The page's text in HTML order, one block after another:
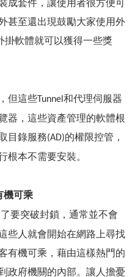
成套件，讓使用者很方便可
甚至還出現鼓勵大家使用外
掛軟體就可以獲得一些獎
但這些Tunnel 和代理伺服器
器，這些資產管理的軟體根
目錄服務(AD)的權限控管，
根本不需要安裝。
機可乘
要突破封鎖，通常並不會
些人就會開始在網路上尋找
有機可乘，藉由這樣熱門的
政府機關的內部。讓人擔憂